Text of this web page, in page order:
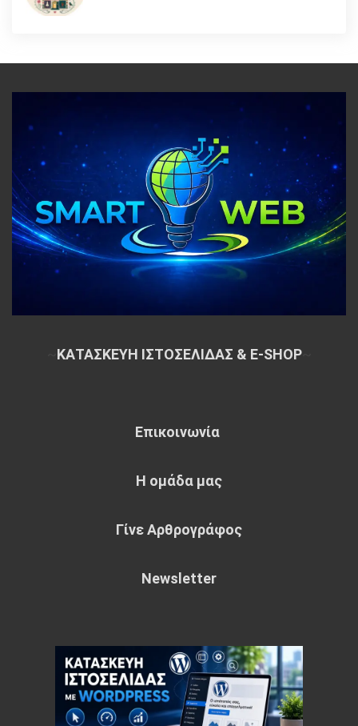
ΚΑΤΑΣΚΕΥΗ ΙΣΤΟΣΕΛΙΔΑΣ & E-SHOP~
Επικοινωνία
Η ομάδα μας
Γίνε Αρθρογράφος
Newsletter